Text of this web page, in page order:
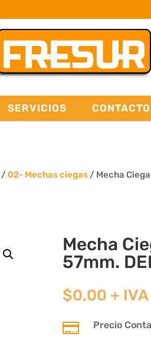
SERVICIOS CONTACTO
/02- Mechas ciegas / Mecha
Mecha
57mm.
$0,00 + IVA
 Precio